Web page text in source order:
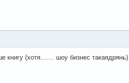
книгу (хотя....... шоу бизнес такаядрянь)